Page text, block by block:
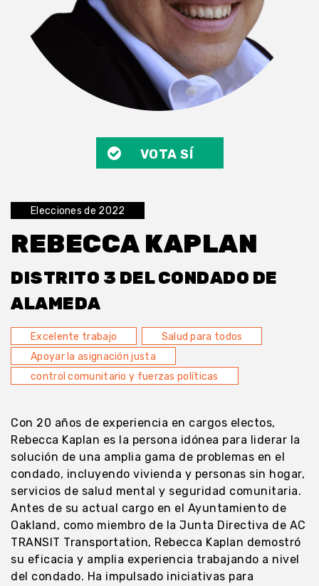
VOTA SÍ
Elecciones de 2022
REBECCA KAPLAN
DISTRITO 3 DEL CONDADO DE
ALAMEDA
Excelente trabajo
Salud para todos
Apoyar la asignación justa
control comunitario y fuerzas políticas
Con 20 años de experiencia en cargos electos,
Rebecca Kaplan es la persona idónea para liderar la
solución de una amplia gama de problemas en el
condado, incluyendo vivienda y personas sin hogar,
servicios de salud mental y seguridad comunitaria.
Antes de su actual cargo en el Ayuntamiento de
Oakland, como miembro de la Junta Directiva de AC
TRANSIT Transportation, Rebecca Kaplan demostró
su eficacia y amplia experiencia trabajando a nivel
del condado. Ha impulsado iniciativas para